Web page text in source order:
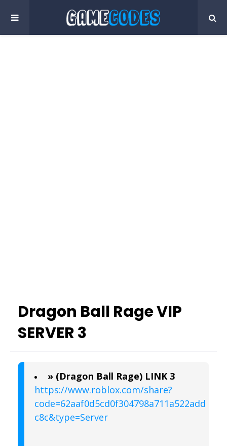
Dragon Ball Rage VIP
SERVER 3
» (Dragon Ball Rage) LINK 3
https://www.roblox.com/share?
code=62aaf0d5cd0f304798a711a522add
c8c&type=Server